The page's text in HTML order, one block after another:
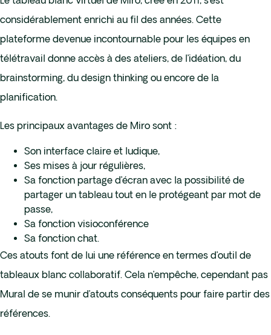
considérablement enrichi au fil des années. Cette
plateforme devenue incontournable pour les équipes en
télétravail donne accès à des ateliers, de l’idéation, du
brainstorming, du design thinking ou encore de la
planification.
Les principaux avantages de Miro sont :
Son interface claire et ludique,
Ses mises à jour régulières,
Sa fonction partage d’écran avec la possibilité de
partager un tableau tout en le protégeant par mot de
passe,
Sa fonction visioconférence
Sa fonction chat.
Ces atouts font de lui une référence en termes d’outil de
tableaux blanc collaboratif. Cela n’empêche, cependant pas
Mural de se munir d’atouts conséquents pour faire partir des
références.